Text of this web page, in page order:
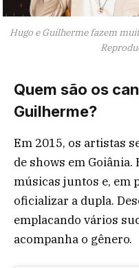
Hugo e Guilherme fazem
Quem são os
Guilherme?
Em 2015, os artistas
de shows em
músicas juntos e, em
oficializar a dupla.
emplacando vários
acompanha o gênero.